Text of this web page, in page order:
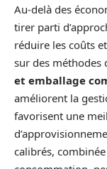
Au-delà des
tirer parti
réduire les coûts
sur des méthodes
et emballage
améliorent la
favorisent une
calibrés,